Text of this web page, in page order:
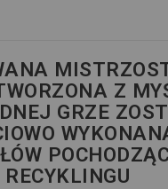
Z
GRZE
RECYKLINGU